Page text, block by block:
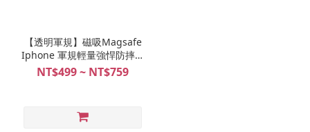
【透明軍規】磁吸Magsafe
Iphone 軍規輕量強悍防摔手
機殼
NT$499 ~ NT$759